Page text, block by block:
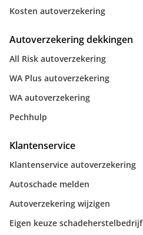
Kosten autoverzekering
Autoverzekering dekkingen
All Risk autoverzekering
WA Plus autoverzekering
WA autoverzekering
Pechhulp
Klantenservice
Klantenservice autoverzekering
Autoschade melden
Autoverzekering wijzigen
Eigen keuze schadeherstelbedrijf